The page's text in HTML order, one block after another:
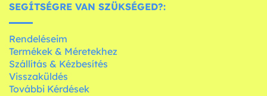
SEGÍTSÉGRE VAN SZÜKSÉGED?:
Rendeléseim
Termékek & Méretekhez
Szállítás & Kézbesítés
Visszaküldés
További Kérdések